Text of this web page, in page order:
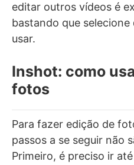
editar outros vídeos é
bastando que
usar.
Inshot: como
fotos
Para fazer edição de
passos a se seguir não
Primeiro, é preciso ir